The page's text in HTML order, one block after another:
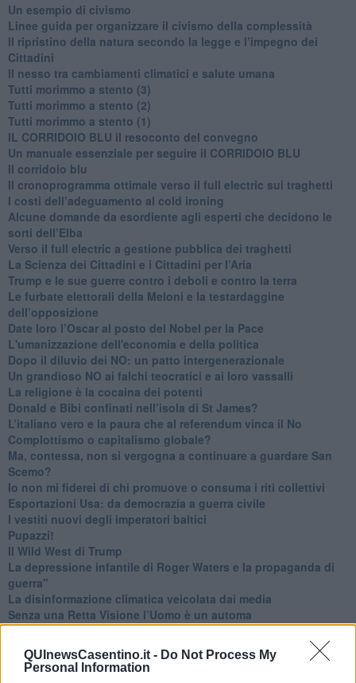
QUInewsCasentino.it - Do Not Process My
Personal Information
​Un esempio di civismo
​Linee guida per organizzare il civismo della complessità
​Il ripristino della natura secondo la legge e l’impegno dei
Cittadini
Il nesso tra cambiamenti climatici e salute umana
Tutti morimmo a stento (3)
Tutti morimmo a stento (2)
​Tutti morimmo a stento (1)
IL CORRIDOIO BLU il resoconto del convegno
Un manuale essenziale per seguire il CORRIDOIO BLU
Il corridoio blu
​Il cronoprogramma ottimale verso il full electric sui traghetti
​I costi dell’adeguamento al cold ironing
Alcune domande da esordiente agli esperti che decidono le
sorti dell’Elba
Verso il full electric a gestione pubblica dei traghetti​
​La Scienza dei Cittadini e i Cittadini per l’Aria
Trump e le sue guerre contro i deboli e contro la terra
​Le furbate elettorali della Meloni e la testardaggine
dell’opposizione
​Date loro l’Oscar al posto del Nobel per la Pace
L'umanizzazione dell'economia e della politica
​Dopo il diluvio dei NO: un patto intergenerazionale
​Un grandioso NO ai falchi teocratici e ai loro vassalli
La religione è la cocaina dei potenti
Donald e Bibi confinati nell’isola di St James?
L’italiano vero e la paura che al referendum vinca il No
​Complottismo o capitalismo globale?
​Ma, contessa, non si vergogna a continuare a guardare San
Scemo?
​Io non mi fiderei di chi promuove o consuma i riti collettivi
Esportazioni Usa: da democrazia a guerra civile
​I vestiti nuovi degli imperatori baltici
​Pupazzi!
​Il Wild West di Trump
​La depressione infantile di Roger Waters e la propaganda di
guerra"
​La disinformazione climatica veicolata dai media
Senza una Retta Visione l’Uomo è un automa
​La propaganda bellica nostrana vs l’hasbarà dei sionisti
​La cleptocrazia e lo studio sociologico della propaganda di
guerra